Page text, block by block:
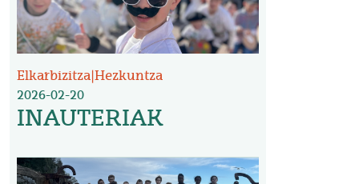
Elkarbizitza|Hezkuntza
2026-02-20
INAUTERIAK
Irudia